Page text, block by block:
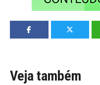
Veja também